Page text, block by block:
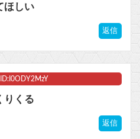
ほしい
返信
りくる
返信